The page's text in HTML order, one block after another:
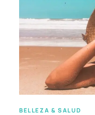
BELLEZA & SALUD